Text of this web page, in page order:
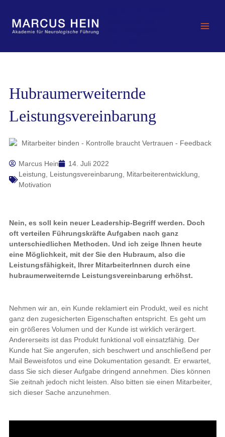
springen
Hubraumerweiternde
Leistungsvereinbarung
Marcus Hein
14. Juli 2022
Leistung
Leistungsvereinbarung Mitarbeiterentwicklung
Motivation
Nein, es soll kein neuer Leadership-Begriff werden. Doch
oft verteilen Führungskräfte Aufgaben nach ganz
unterschiedlichen Methoden. Und ich zeige Ihnen heute
eine Möglichkeit, mit der Sie den Hubraum, also die
Leistungsfähigkeit, Ihrer MitarbeiterInnen durch eine
hubraumerweiternde Leistungsvereinbarung erhöhst.
Nehmen wir an, ein Kunde reklamiert ein Produkt, weil es nicht
ganz den zugesicherten Eigenschaften entspricht. Es geht um
ein größeres Volumen und der Kunde ist wirklich verärgert.
Andererseits ist das Produkt funktional voll einsatzfähig. Der
Kunde hat Sie angerufen, sich beschwert und anschließend per
Mail Beweisfotos und eine Dokumentation gesandt. Er erwartet,
dass Sie sich dieser Aufgabe dringend annehmen. Dies können
Sie zeitnah jedoch nicht leisten. Also bitten sie einen Mitarbeiter,
sich dieser Sache anzunehmen.